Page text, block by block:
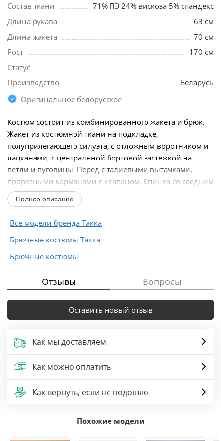
Состав ткани
71% ПЭ 24% вискоза 5% спандекс
Длина рукава
63 см
Длина жакета
70 см
Рост
170 см
Статус
Производство
Беларусь
Оригинальное белорусское
Костюм состоит из комбинированного жакета и брюк.
Жакет из костюмной ткани на подкладке,
полуприлегающего силуэта, с отложным воротником и
лацканами, с центральной бортовой застежкой на
петли и пуговицы. Перед с талиевыми вытачками,
прорезными карманами с клапаном. Спинка со средним
и...
Полное описание
Все модели бренда Такка
Брючные костюмы Такка
Брючные костюмы
Отзывы Вопросы
Оставить новый отзыв
Как мы доставляем
Как можно оплатить
Как вернуть, если не подошло
Похожие модели